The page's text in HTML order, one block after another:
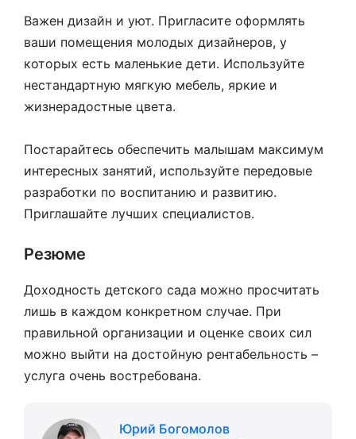
Важен дизайн и уют. Пригласите оформлять
ваши помещения молодых дизайнеров, у
которых есть маленькие дети. Используйте
нестандартную мягкую мебель, яркие и
жизнерадостные цвета.
Постарайтесь обеспечить малышам максимум
интересных занятий, используйте передовые
разработки по воспитанию и развитию.
Приглашайте лучших специалистов.
Резюме
Доходность детского сада можно просчитать
лишь в каждом конкретном случае. При
правильной организации и оценке своих сил
можно выйти на достойную рентабельность –
услуга очень востребована.
Юрий Богомолов